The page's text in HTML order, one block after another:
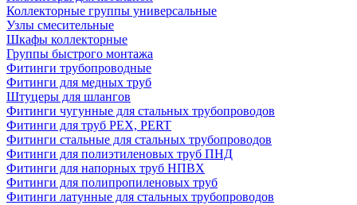
Коллекторные группы универсальные
Узлы смесительные
Шкафы коллекторные
Группы быстрого монтажа
Фитинги трубопроводные
Фитинги для медных труб
Штуцеры для шлангов
Фитинги чугунные для стальных трубопроводов
Фитинги для труб PEX, PERT
Фитинги стальные для стальных трубопроводов
Фитинги для полиэтиленовых труб ПНД
Фитинги для напорных труб НПВХ
Фитинги для полипропиленовых труб
Фитинги латунные для стальных трубопроводов